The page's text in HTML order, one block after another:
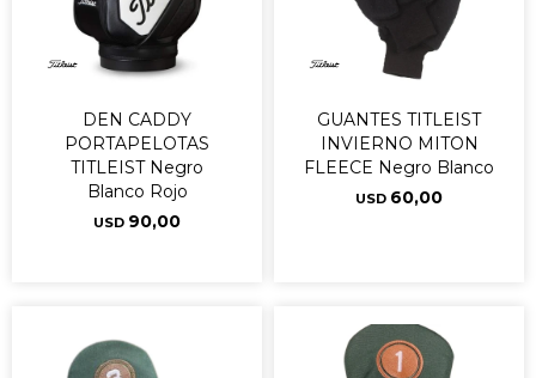
DEN CADDY
PORTAPELOTAS
TITLEIST Negro
Blanco Rojo
USD 90,00
GUANTES TITLEIST
INVIERNO MITON
FLEECE Negro Blanco
USD 60,00